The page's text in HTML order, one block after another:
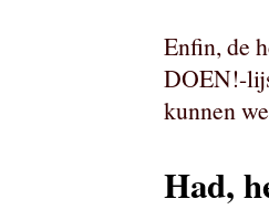
Enfin, de
DOEN!-
kunnen
Had,